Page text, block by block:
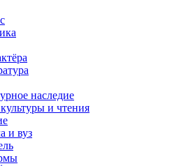
наследие
и чтения
и вуз